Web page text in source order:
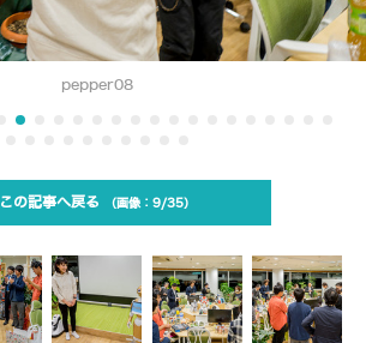
pepper08
この記事へ戻る 9/35